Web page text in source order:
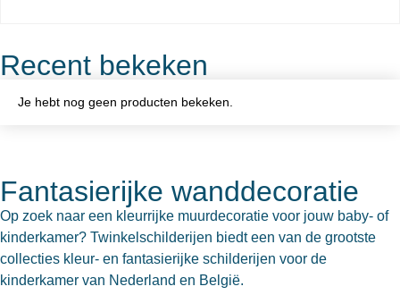
Recent bekeken
Je hebt nog geen producten bekeken.
Fantasierijke wanddecoratie
Op zoek naar een kleurrijke muurdecoratie voor jouw baby- of
kinderkamer? Twinkelschilderijen biedt een van de grootste
collecties kleur- en fantasierijke schilderijen voor de
kinderkamer van Nederland en België.